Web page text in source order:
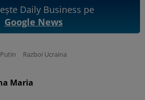
Daily Business pe
Google News
Putin Razboi Ucraina
Maria